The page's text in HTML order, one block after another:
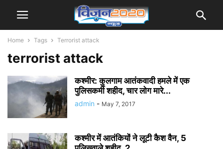
Home Tags Terrorist attack
terrorist attack
कश्मीर: कुलगाम आतंकवादी हमले में एक
पुलिसकर्मी शहीद, चार लोग मारे...
admin - May 7, 2017
कश्मीर में आतंकियों ने लूटी कैश वैन, 5